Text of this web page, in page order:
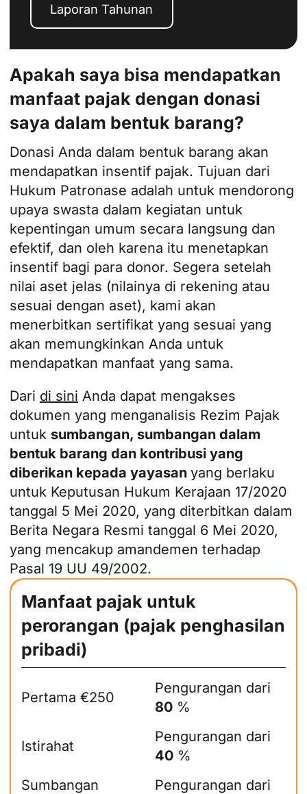
Laporan Tahunan
Apakah saya bisa mendapatkan
manfaat pajak dengan donasi
saya dalam bentuk barang?
Donasi Anda dalam bentuk barang akan
mendapatkan insentif pajak. Tujuan dari
Hukum Patronase adalah untuk mendorong
upaya swasta dalam kegiatan untuk
kepentingan umum secara langsung dan
efektif, dan oleh karena itu menetapkan
insentif bagi para donor. Segera setelah
nilai aset jelas (nilainya di rekening atau
sesuai dengan aset), kami akan
menerbitkan sertifikat yang sesuai yang
akan memungkinkan Anda untuk
mendapatkan manfaat yang sama.
Dari di sini Anda dapat mengakses
dokumen yang menganalisis Rezim Pajak
untuk sumbangan, sumbangan dalam
bentuk barang dan kontribusi yang
diberikan kepada yayasan yang berlaku
untuk Keputusan Hukum Kerajaan 17/2020
tanggal 5 Mei 2020, yang diterbitkan dalam
Berita Negara Resmi tanggal 6 Mei 2020,
yang mencakup amandemen terhadap
Pasal 19 UU 49/2002.
Manfaat pajak untuk
perorangan (pajak penghasilan
pribadi)
Pertama €250
Pengurangan dari
80%
Istirahat
Pengurangan dari
40%
Sumbangan
Pengurangan dari